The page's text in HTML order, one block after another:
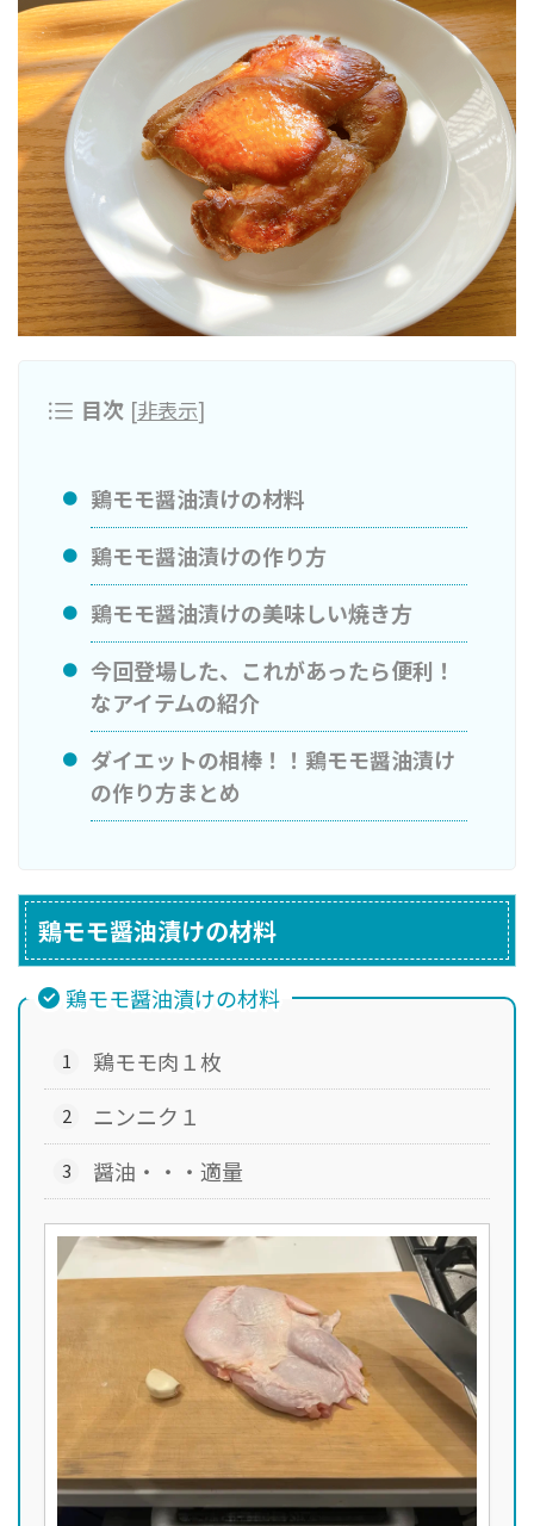
目次 [非表示]
鶏モモ醤油漬けの材料
鶏モモ醤油漬けの作り方
鶏モモ醤油漬けの美味しい焼き方
今回登場した、これがあったら便利！
なアイテムの紹介
ダイエットの相棒！！鶏モモ醤油漬け
の作り方まとめ
鶏モモ醤油漬けの材料
鶏モモ醤油漬けの材料
鶏モモ肉１枚
ニンニク１
醤油・・・適量